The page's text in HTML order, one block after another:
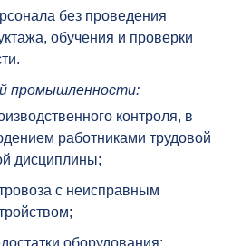
без проведения
обучения и проверки
промышленности:
контроля, в
работниками трудовой
дисциплины;
с неисправным